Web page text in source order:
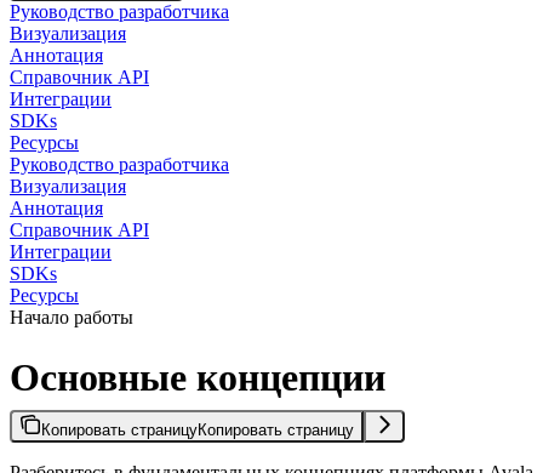
Руководство разработчика
Визуализация
Аннотация
Справочник API
Интеграции
SDKs
Ресурсы
Руководство разработчика
Визуализация
Аннотация
Справочник API
Интеграции
SDKs
Ресурсы
Начало работы
Основные концепции
Копировать страницуКопировать страницу